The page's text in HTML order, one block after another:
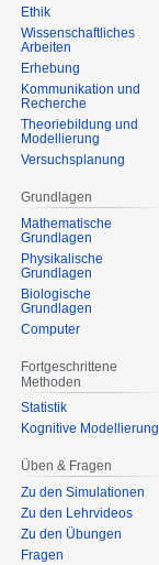
Ethik
Wissenschaftliches
Arbeiten
Erhebung
Kommunikation und
Recherche
Theoriebildung und
Modellierung
Versuchsplanung
Grundlagen
Mathematische
Grundlagen
Physikalische
Grundlagen
Biologische
Grundlagen
Computer
Fortgeschrittene
Methoden
Statistik
Kognitive Modellierung
Üben & Fragen
Zu den Simulationen
Zu den Lehrvideos
Zu den Übungen
Fragen